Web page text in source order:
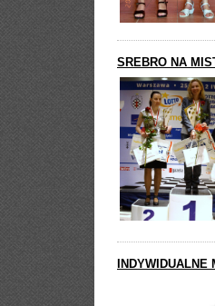
SREBRO NA